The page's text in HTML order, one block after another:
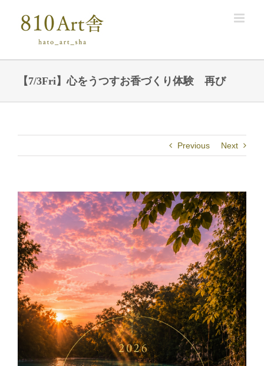
content
【7/3Fri】心をうつすお香づくり体験 再び
Previous Next
View
Larger
Image